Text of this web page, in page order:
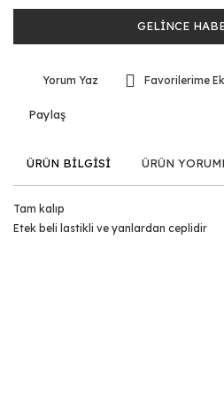
GELİNCE
Yorum Yaz
Paylaş
ÜRÜN BİLGİSİ ÜRÜN
Tam kalıp
Etek beli lastikli ve yanlardan ceplidir